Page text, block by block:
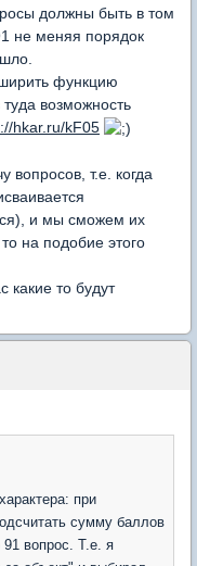
должны быть в том
не меняя порядок
функцию
возможность
hkar.ru/kF05
вопросов, т.е. когда
и мы сможем их
на подобие этого
какие то будут
при
сумму баллов
вопрос. Т.е. я